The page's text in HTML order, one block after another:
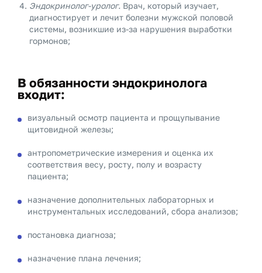
Эндокринолог-уролог. Врач, который изучает,
диагностирует и лечит болезни мужской половой
системы, возникшие из-за нарушения выработки
гормонов;
В обязанности эндокринолога
входит:
визуальный осмотр пациента и прощупывание
щитовидной железы;
антропометрические измерения и оценка их
соответствия весу, росту, полу и возрасту
пациента;
назначение дополнительных лабораторных и
инструментальных исследований, сбора анализов;
постановка диагноза;
назначение плана лечения;